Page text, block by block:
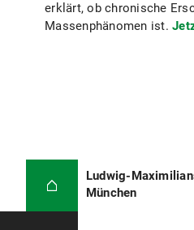
erklärt, ob chronische
Massenphänomen ist.
Ludwig-
München